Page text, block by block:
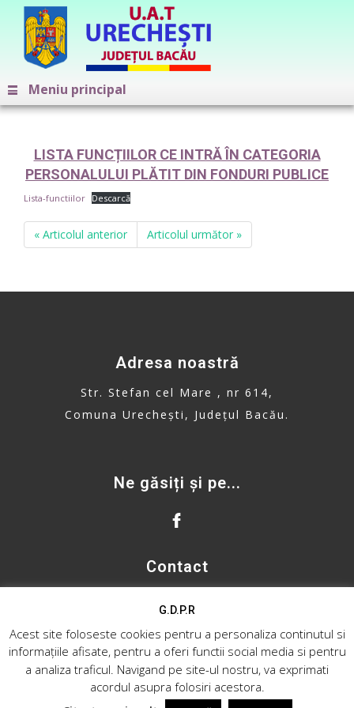
Meniu principal
LISTA FUNCȚIILOR CE INTRĂ ÎN CATEGORIA
PERSONALULUI PLĂTIT DIN FONDURI PUBLICE
Lista-functiilor Descarcă
« Articolul anterior Articolul următor »
Adresa noastră
Str. Stefan cel Mare , nr 614,
Comuna Urechești, Județul Bacău.
Ne găsiți și pe...
Contact
Telefon: 0234. 335. 500
G.D.P.R
Acest site foloseste cookies pentru a personaliza continutul si
informațiile afisate, pentru a oferi functii social media si pentru
a analiza traficul. Navigand pe site-ul nostru, va exprimati
acordul asupra folosiri acestora.